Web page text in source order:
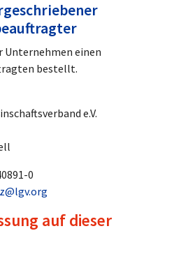
Unternehmen einen
bestellt.
e.V.
0
auf dieser